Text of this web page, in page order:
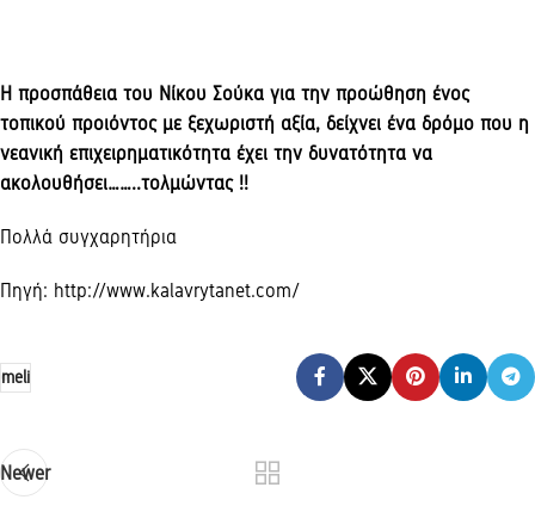
Η προσπάθεια του Νίκου Σούκα για την προώθηση ένος
τοπικού προιόντος με ξεχωριστή αξία, δείχνει ένα δρόμο που η
νεανική επιχειρηματικότητα έχει την δυνατότητα να
ακολουθήσει……..τολμώντας !!
Πολλά συγχαρητήρια
Πηγή: http://www.kalavrytanet.com/
meli
Newer